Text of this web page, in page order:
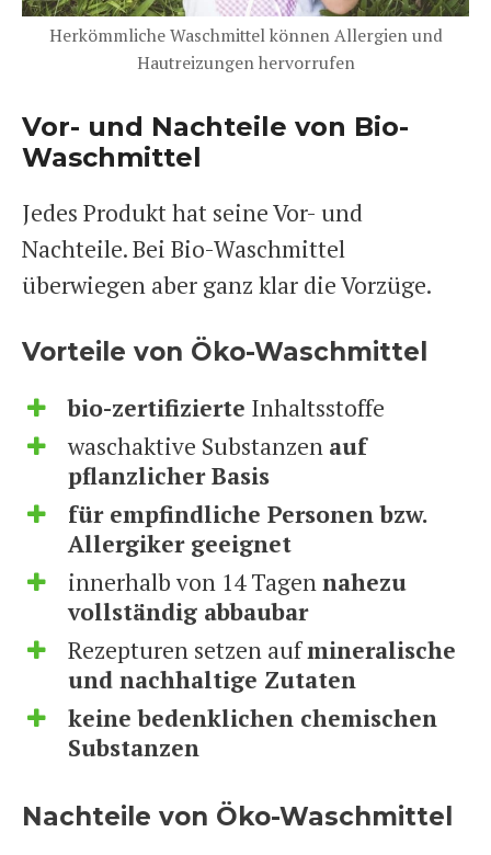
Herkömmliche Waschmittel können Allergien und
Hautreizungen hervorrufen
Vor- und Nachteile von Bio-
Waschmittel
Jedes Produkt hat seine Vor- und
Nachteile. Bei Bio-Waschmittel
überwiegen aber ganz klar die Vorzüge.
Vorteile von Öko-Waschmittel
bio-zertifizierte Inhaltsstoffe
waschaktive Substanzen auf
pflanzlicher Basis
für empfindliche Personen bzw.
Allergiker geeignet
innerhalb von 14 Tagennahezu
vollständig abbaubar
Rezepturen setzen aufmineralische
und nachhaltige Zutaten
keine bedenklichen chemischen
Substanzen
Nachteile von Öko-Waschmittel